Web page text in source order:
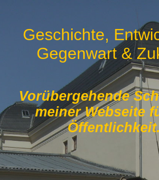
Geschichte,
Gegenwart &
Vorübergehende
meiner Webseite
Öffentlichkeit.